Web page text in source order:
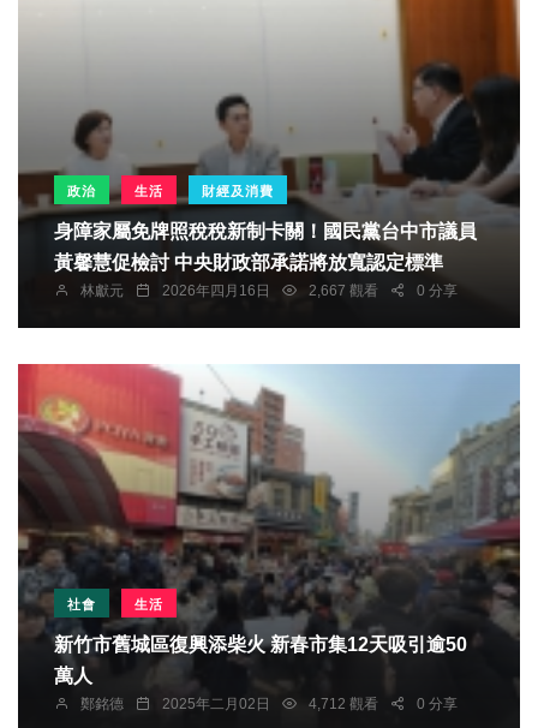
政治 生活 財經及消費
身障家屬免牌照稅稅新制卡關！國民黨台中市議員
黃馨慧促檢討 中央財政部承諾將放寬認定標準
林獻元 2026年四月16日 2,667 觀看 0 分享
社會 生活
新竹市舊城區復興添柴火 新春市集12天吸引逾50
萬人
鄭銘德 2025年二月02日 4,712 觀看 0 分享